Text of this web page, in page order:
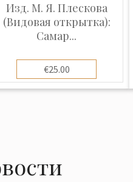
Изд. М. Я. Плескова
(Видовая открытка):
Самар...
€25.00